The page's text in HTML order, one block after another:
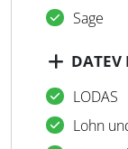
Sage
DATEV
LODAS
Lohn